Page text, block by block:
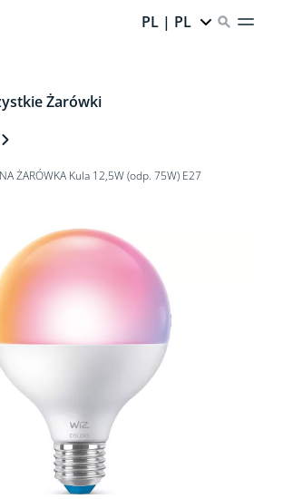
PL | PL
Żarówki
ŻARÓWKA Kula 12,5W (odp. 75W) E27